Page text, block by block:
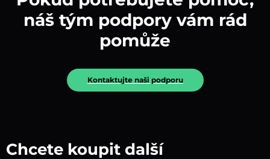
náš tým podpory vám rád
pomůže
Kontaktujte naši podporu
Chcete koupit další